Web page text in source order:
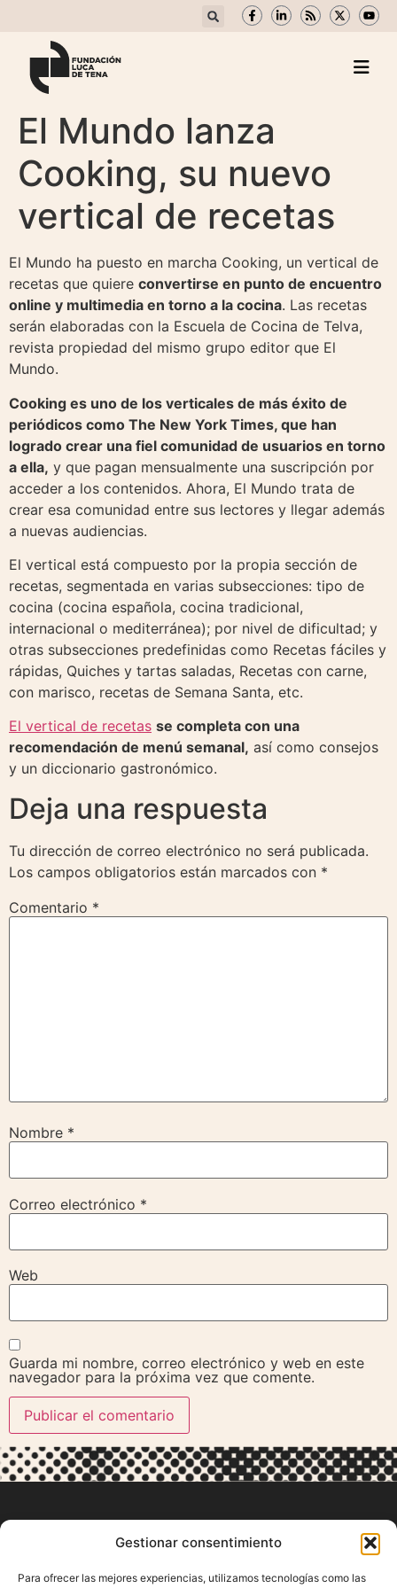
Gestionar consentimiento
Para ofrecer las mejores experiencias, utilizamos tecnologías como las
El Mundo lanza
Cooking, su nuevo
vertical de recetas
El Mundo ha puesto en marcha Cooking, un vertical de
recetas que quiere convertirse en punto de encuentro
online y multimedia en torno a la cocina. Las recetas
serán elaboradas con la Escuela de Cocina de Telva,
revista propiedad del mismo grupo editor que El
Mundo.
Cooking es uno de los verticales de más éxito de
periódicos como The New York Times, que han
logrado crear una fiel comunidad de usuarios en torno
a ella, y que pagan mensualmente una suscripción por
acceder a los contenidos. Ahora, El Mundo trata de
crear esa comunidad entre sus lectores y llegar además
a nuevas audiencias.
El vertical está compuesto por la propia sección de
recetas, segmentada en varias subsecciones: tipo de
cocina (cocina española, cocina tradicional,
internacional o mediterránea); por nivel de dificultad; y
otras subsecciones predefinidas como Recetas fáciles y
rápidas, Quiches y tartas saladas, Recetas con carne,
con marisco, recetas de Semana Santa, etc.
El vertical de recetas se completa con una
recomendación de menú semanal, así como consejos
y un diccionario gastronómico.
Deja una respuesta
Tu dirección de correo electrónico no será publicada.
Los campos obligatorios están marcados con *
Comentario *
Nombre *
Correo electrónico *
Web
Guarda mi nombre, correo electrónico y web en este
navegador para la próxima vez que comente.